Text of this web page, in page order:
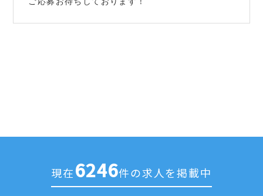
現在6246件の求人を掲載中